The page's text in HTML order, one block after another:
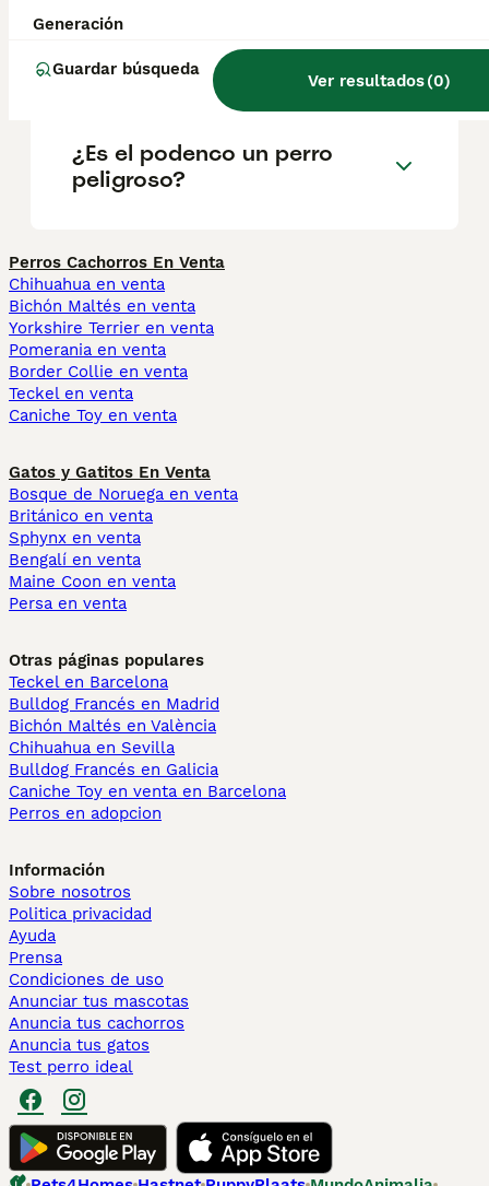
Generación
Guardar búsqueda
Ver resultados(0)
¿Son los podencos
ibicencos buenos perros de
familia?
¿Es el podenco un perro
peligroso?
Perros Cachorros En Venta
Chihuahua en venta
Bichón Maltés en venta
Yorkshire Terrier en venta
Pomerania en venta
Border Collie en venta
Teckel en venta
Caniche Toy en venta
Gatos y Gatitos En Venta
Bosque de Noruega en venta
Británico en venta
Sphynx en venta
Bengalí en venta
Maine Coon en venta
Persa en venta
Otras páginas populares
Teckel en Barcelona
Bulldog Francés en Madrid
Bichón Maltés en València
Chihuahua en Sevilla
Bulldog Francés en Galicia
Caniche Toy en venta en Barcelona
Perros en adopcion
Información
Sobre nosotros
Politica privacidad
Ayuda
Prensa
Condiciones de uso
Anunciar tus mascotas
Anuncia tus cachorros
Anuncia tus gatos
Test perro ideal